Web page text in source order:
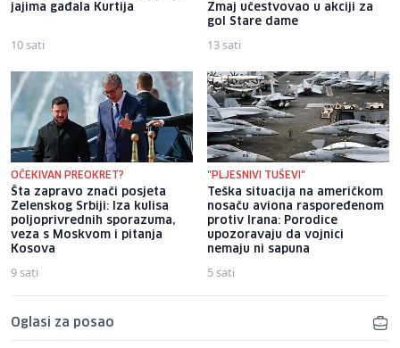
jajima gađala Kurtija
10 sati
Zmaj učestvovao u akciji za
gol Stare dame
13 sati
OČEKIVAN PREOKRET?
Šta zapravo znači posjeta
Zelenskog Srbiji: Iza kulisa
poljoprivrednih sporazuma,
veza s Moskvom i pitanja
Kosova
9 sati
"PLJESNIVI TUŠEVI"
Teška situacija na američkom
nosaču aviona raspoređenom
protiv Irana: Porodice
upozoravaju da vojnici
nemaju ni sapuna
5 sati
Oglasi za posao